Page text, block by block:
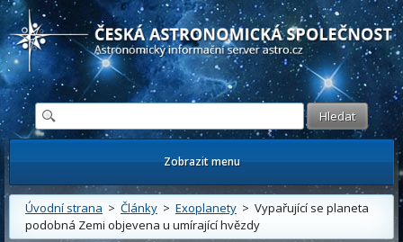
Česká astronomická společnost - Informační astronomický server
Zobrazit menu
Úvodní strana > Články > Exoplanety > Vypařující se planeta
podobná Zemi objevena u umírající hvězdy